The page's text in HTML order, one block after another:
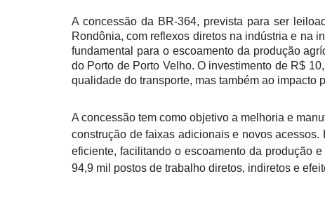
A concessão da BR-364, prevista para ser
Rondônia, com reflexos diretos na indústria e na
fundamental para o escoamento da produção
do Porto de Porto Velho. O investimento de R$
qualidade do transporte, mas também ao impacto
A concessão tem como objetivo a melhoria e
construção de faixas adicionais e novos
eficiente, facilitando o escoamento da produção
94,9 mil postos de trabalho diretos, indiretos e